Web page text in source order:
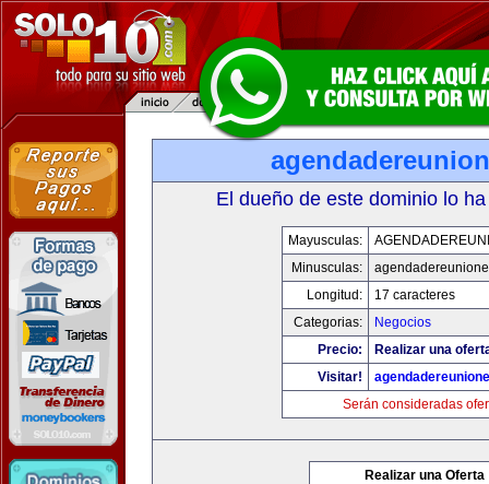
El dueño de este dominio lo
Mayusculas:
Minusculas:
Longitud:
17 caracteres
Categorias:
Negocios
Precio:
Realizar una
Visitar!
Serán consideradas
Realizar una Oferta